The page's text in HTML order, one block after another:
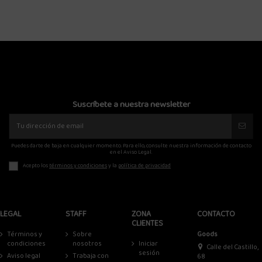
Suscríbete a nuestra newsletter
Puedes darte de baja en cualquier momento. Para ello, consulte nuestra información de contacto
en el Aviso Legal.
Acepto lostérminos y condicionesy la política de privacidad
LEGAL
Términos y
condiciones
Aviso legal
STAFF
Sobre
nosotros
Trabaja con
ZONA
CLIENTES
Iniciar
sesión
CONTACTO
Goods
Calle del Castillo,
68